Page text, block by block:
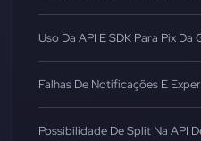
Uso Da API E SDK Para Pix Da
Falhas De Notificações E
Possibilidade De Split Na API